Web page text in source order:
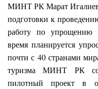
МИНТ РК Марат Игалиев
подготовки к
работу по упрощению
время планируется
почти с 40 странами
туризма МИНТ РК
пилотный проект в